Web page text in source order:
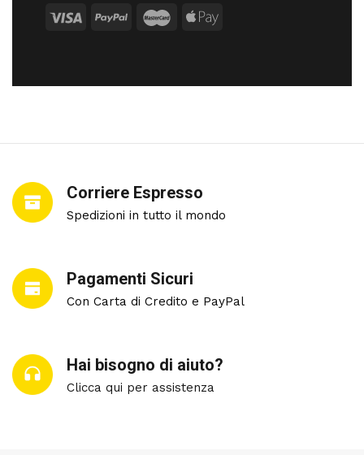
Corriere Espresso
Spedizioni in tutto il mondo
Pagamenti Sicuri
Con Carta di Credito e PayPal
Hai bisogno di aiuto?
Clicca qui per assistenza